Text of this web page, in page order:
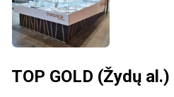
TOP GOLD (Žydų al.)